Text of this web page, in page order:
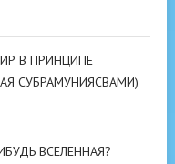
В ПРИНЦИПЕ
СУБРАМУНИЯСВАМИ)
ВСЕЛЕННАЯ?